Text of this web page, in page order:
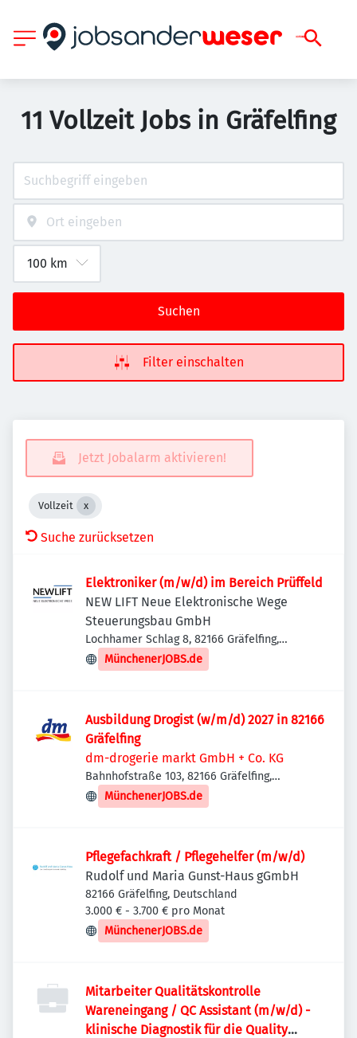
11 Vollzeit Jobs in Gräfelfing
Suchen
Filter einschalten
Jetzt Jobalarm aktivieren!
Vollzeit
Suche zurücksetzen
Elektroniker (m/w/d) im Bereich Prüffeld
NEW LIFT Neue Elektronische Wege
Steuerungsbau GmbH
Lochhamer Schlag 8, 82166 Gräfelfing,
Deutschland
MünchenerJOBS.de
Ausbildung Drogist (w/m/d) 2027 in 82166
Gräfelfing
dm-drogerie markt GmbH + Co. KG
Bahnhofstraße 103, 82166 Gräfelfing,
Deutschland
MünchenerJOBS.de
Pflegefachkraft / Pflegehelfer (m/w/d)
Rudolf und Maria Gunst-Haus gGmbH
82166 Gräfelfing, Deutschland
3.000 € - 3.700 € pro Monat
MünchenerJOBS.de
Mitarbeiter Qualitätskontrolle
Wareneingang / QC Assistant (m/w/d) -
klinische Diagnostik für die Quality